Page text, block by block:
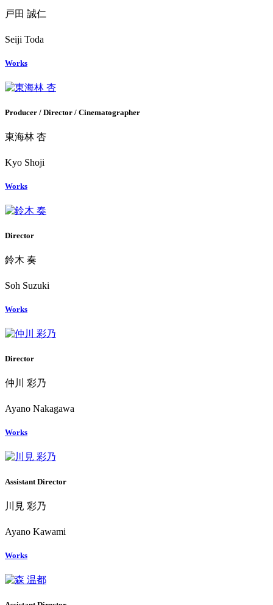
戸田 誠仁
Seiji Toda
Works
Producer / Director / Cinematographer
東海林 杏
Kyo Shoji
Works
Director
鈴木 奏
Soh Suzuki
Works
Director
仲川 彩乃
Ayano Nakagawa
Works
Assistant Director
川見 彩乃
Ayano Kawami
Works